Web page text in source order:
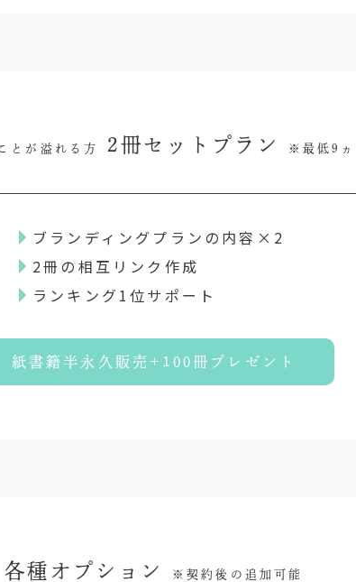
とが溢れる方 2冊セットプラン ※最低9
ブランディングプランの内容×2
2冊の相互リンク作成
ランキング1位サポート
紙書籍半永久販売+100冊プレゼント
各種オプション ※契約後の追加可能